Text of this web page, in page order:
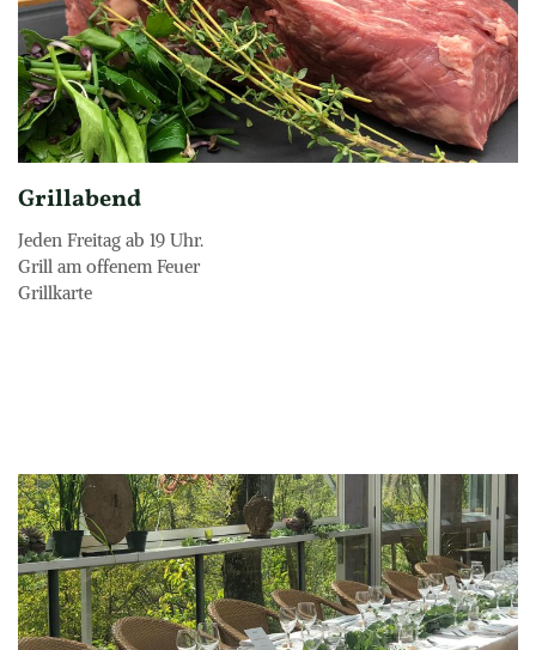
Grillabend
Jeden Freitag ab 19 Uhr.
Grill am offenem Feuer
Grillkarte